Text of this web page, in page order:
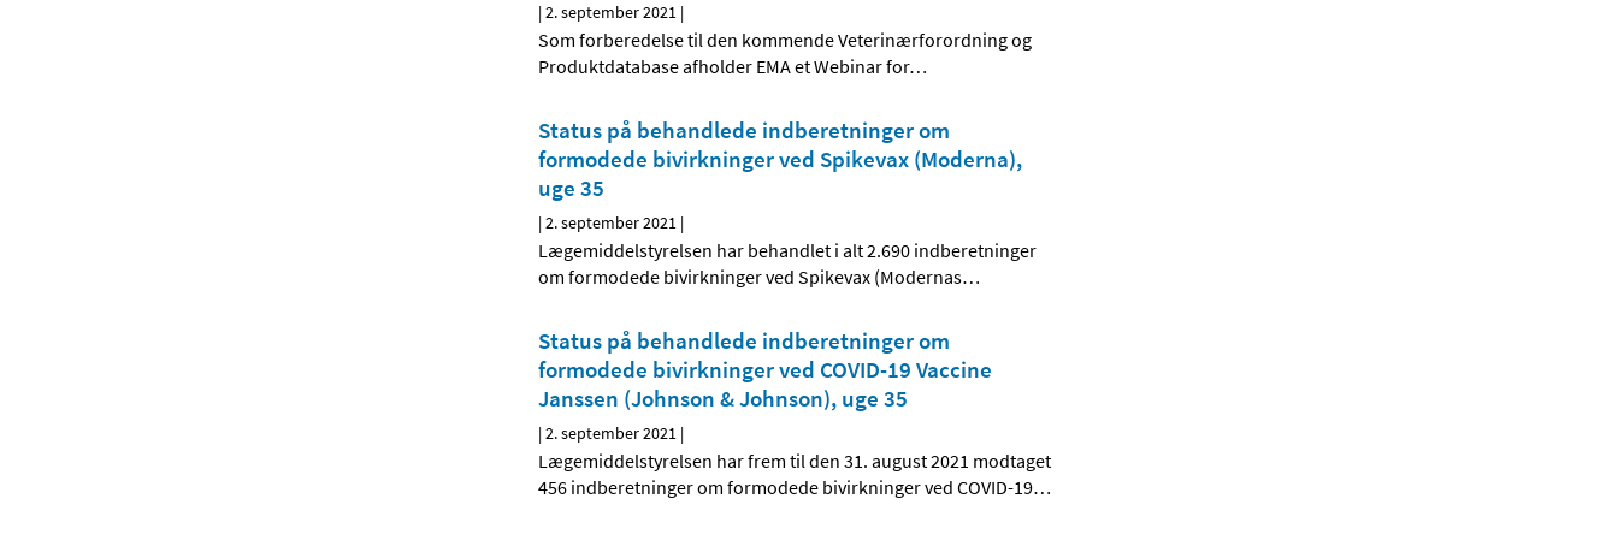
|2. september 2021 |
Som forberedelse til den kommende Veterinærforordning og
Produktdatabase afholder EMA et Webinar for…
Status på behandlede indberetninger om
formodede bivirkninger ved Spikevax (Moderna),
uge 35
|2. september 2021 |
Lægemiddelstyrelsen har behandlet i alt 2.690 indberetninger
om formodede bivirkninger ved Spikevax (Modernas…
Status på behandlede indberetninger om
formodede bivirkninger ved COVID-19 Vaccine
Janssen (Johnson & Johnson), uge 35
|2. september 2021 |
Lægemiddelstyrelsen har frem til den 31. august 2021 modtaget
456 indberetninger om formodede bivirkninger ved COVID-19…